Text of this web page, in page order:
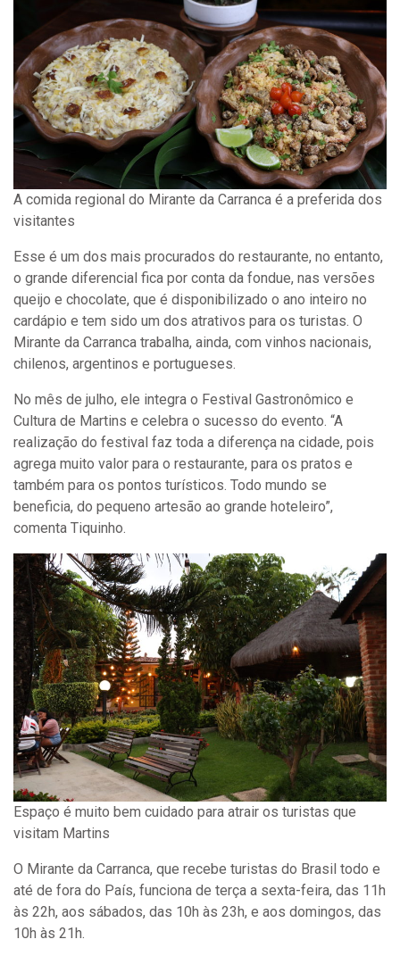
A comida regional do Mirante da Carranca é a preferida dos
visitantes
Esse é um dos mais procurados do restaurante, no entanto,
o grande diferencial fica por conta da fondue, nas versões
queijo e chocolate, que é disponibilizado o ano inteiro no
cardápio e tem sido um dos atrativos para os turistas. O
Mirante da Carranca trabalha, ainda, com vinhos nacionais,
chilenos, argentinos e portugueses.
No mês de julho, ele integra o Festival Gastronômico e
Cultura de Martins e celebra o sucesso do evento. “A
realização do festival faz toda a diferença na cidade, pois
agrega muito valor para o restaurante, para os pratos e
também para os pontos turísticos. Todo mundo se
beneficia, do pequeno artesão ao grande hoteleiro”,
comenta Tiquinho.
Espaço é muito bem cuidado para atrair os turistas que
visitam Martins
O Mirante da Carranca, que recebe turistas do Brasil todo e
até de fora do País, funciona de terça a sexta-feira, das 11h
às 22h, aos sábados, das 10h às 23h, e aos domingos, das
10h às 21h.